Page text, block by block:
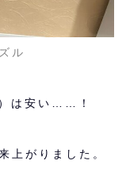
ル
は安い……！
上がりました。